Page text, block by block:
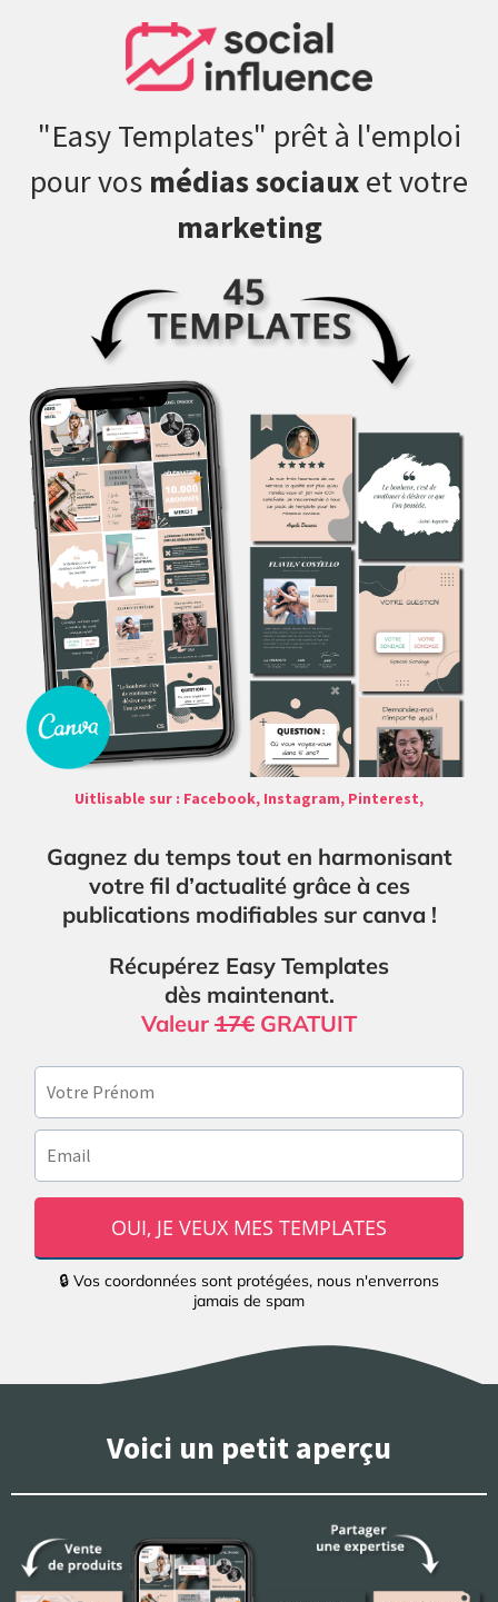
"Easy Templates" prêt à l'emploi
pour vos médias sociauxet votre
marketing
Uitlisable sur : Facebook, Instagram, Pinterest,
Gagnez du temps tout en harmonisant
votre fil d’actualité grâce à ces
publications modifiables sur canva !
Récupérez Easy Templates
dès maintenant.
Valeur 17€ GRATUIT
OUI, JE VEUX MES TEMPLATES
🔒 Vos coordonnées sont protégées, nous n'enverrons
jamais de spam
Voici un petit aperçu